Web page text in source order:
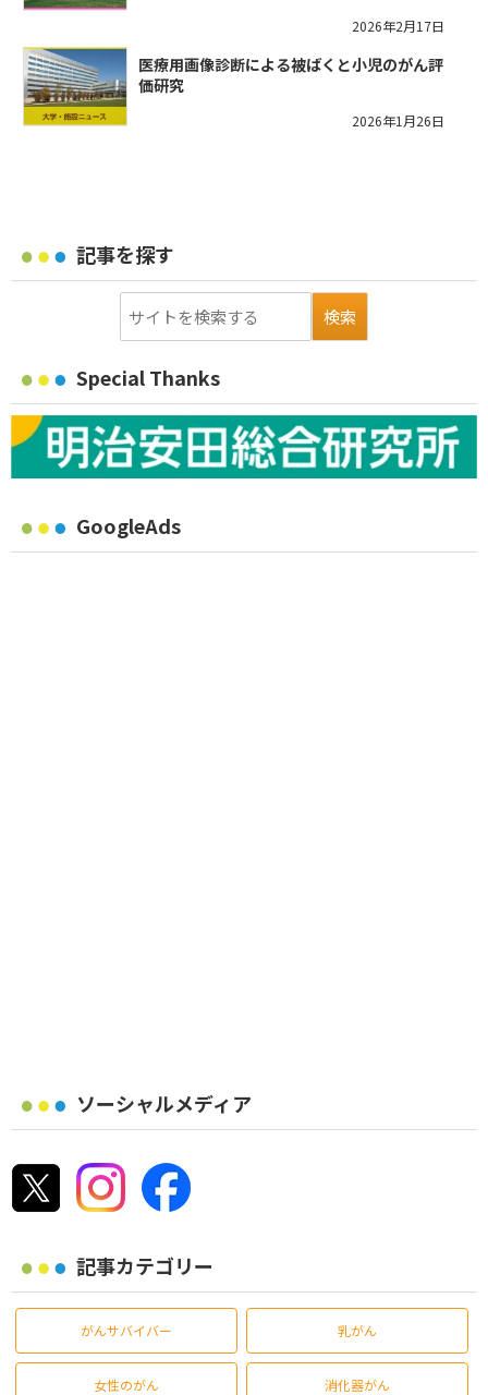
2026年2月17日
医療用画像診断による被ばくと小児のがん評
価研究
2026年1月26日
記事を探す
Special Thanks
GoogleAds
ソーシャルメディア
記事カテゴリー
がんサバイバー 乳がん
女性のがん 消化器がん